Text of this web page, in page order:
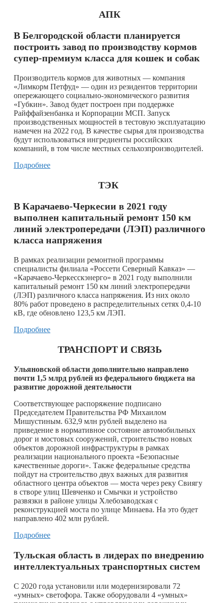
АПК
В Белгородской области планируется
построить завод по производству кормов
супер-премиум класса для кошек и собак
Производитель кормов для животных — компания
«Лимкорм Петфуд» — один из резидентов территории
опережающего социально-экономического развития
«Губкин». Завод будет построен при поддержке
Райффайзенбанка и Корпорации МСП. Запуск
производственных мощностей в тестовую эксплуатацию
намечен на 2022 год. В качестве сырья для производства
будут использоваться ингредиенты российских
компаний, в том числе местных сельхозпроизводителей.
Подробнее
ТЭК
В Карачаево-Черкесии в 2021 году
выполнен капитальный ремонт 150 км
линий электропередачи (ЛЭП) различного
класса напряжения
В рамках реализации ремонтной программы
специалисты филиала «Россети Северный Кавказ» —
«Карачаево-Черкесскэнерго» в 2021 году выполнили
капитальный ремонт 150 км линий электропередачи
(ЛЭП) различного класса напряжения. Из них около
80% работ проведено в распределительных сетях 0,4-10
кВ, где обновлено 123,5 км ЛЭП.
Подробнее
ТРАНСПОРТ И СВЯЗЬ
Ульяновской области дополнительно направлено
почти 1,5 млрд рублей из федерального бюджета на
развитие дорожной деятельности
Соответствующее распоряжение подписано
Председателем Правительства РФ Михаилом
Мишустиным. 632,9 млн рублей выделено на
приведение в нормативное состояние автомобильных
дорог и мостовых сооружений, строительство новых
объектов дорожной инфраструктуры в рамках
реализации национального проекта «Безопасные
качественные дороги». Также федеральные средства
пойдут на строительство двух важных для развития
областного центра объектов — моста через реку Свиягу
в створе улиц Шевченко и Смычки и устройство
развязки в районе улицы Хлебозаводская с
реконструкцией моста по улице Минаева. На это будет
направлено 402 млн рублей.
Подробнее
Тульская область в лидерах по внедрению
интеллектуальных транспортных систем
С 2020 года установили или модернизировали 72
«умных» светофора. Также оборудовали 4 «умных»